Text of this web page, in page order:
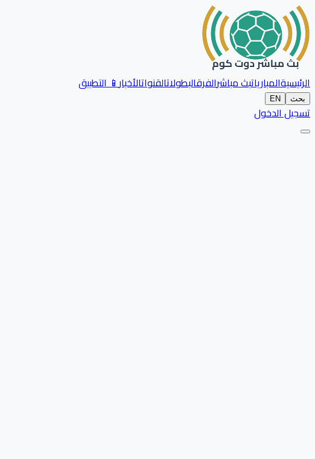
الرئيسيةالمبارياتبث مباشرالفرقالبطولاتالقنواتالأخبار📱 التطبيق
بحث EN
تسجيل الدخول